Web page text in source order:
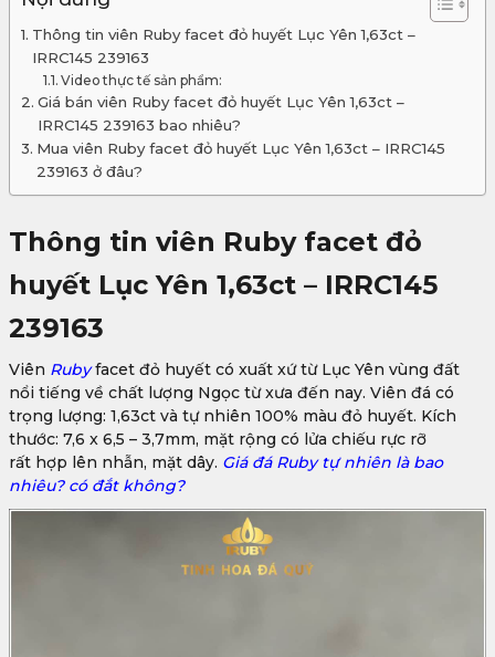
Thông tin viên Ruby facet đỏ huyết Lục Yên 1,63ct –
IRRC145 239163
Video thực tế sản phẩm:
Giá bán viên Ruby facet đỏ huyết Lục Yên 1,63ct –
IRRC145 239163 bao nhiêu?
Mua viên Ruby facet đỏ huyết Lục Yên 1,63ct – IRRC145
239163 ở đâu?
Thông tin viên Ruby facet đỏ
huyết Lục Yên 1,63ct – IRRC145
239163
Viên Rubyfacet đỏ huyết có xuất xứ từ Lục Yên vùng đất
nổi tiếng về chất lượng Ngọc từ xưa đến nay. Viên đá có
trọng lượng: 1,63ct và tự nhiên 100% màu đỏ huyết. Kích
thước: 7,6 x 6,5 – 3,7mm, mặt rộng có lửa chiếu rực rỡ
rất hợp lên nhẫn, mặt dây. Giá đá Ruby tự nhiên là bao
nhiêu? có đắt không?